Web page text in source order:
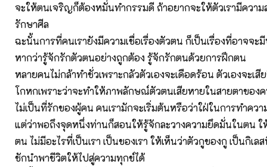
จะให้ตนเจริญก็ต้องหมั่นทำกรรมดี ถ้าอยากจะให้ตัวเรามีควา
รักษาศีล
ฉะนั้นการที่คนเรายังมีความเชื่อเรื่องตัวตน ก็เป็นเรื่องที่อาจจะ
หากว่ารู้จักรักตัวตนอย่างถูกต้อง รู้จักรักตนด้วยการฝึกตน
หลายคนไม่กล้าทำชั่วเพราะกลัวตัวเองจะเดือดร้อน ตัวเองจะเสี
โกหกเพราะว่าจะทำให้ภาพลักษณ์ตัวตนเสียหายในสายตาของ
ไม่เป็นที่รักของผู้คน คนเรามักจะเริ่มต้นหรือว่าใฝ่ในการทำควา
แต่ว่าพอถึงจุดหนึ่งท่านก็สอนให้รู้จักละวางความยึดมั่นในตน ใ
ตน ไม่มีอะไรที่เป็นเรา เป็นของเรา ให้เห็นว่าตัวกูของกู เป็นกิเล
ชักนำพาชีวิตให้ไปสู่ความทุกข์ได้